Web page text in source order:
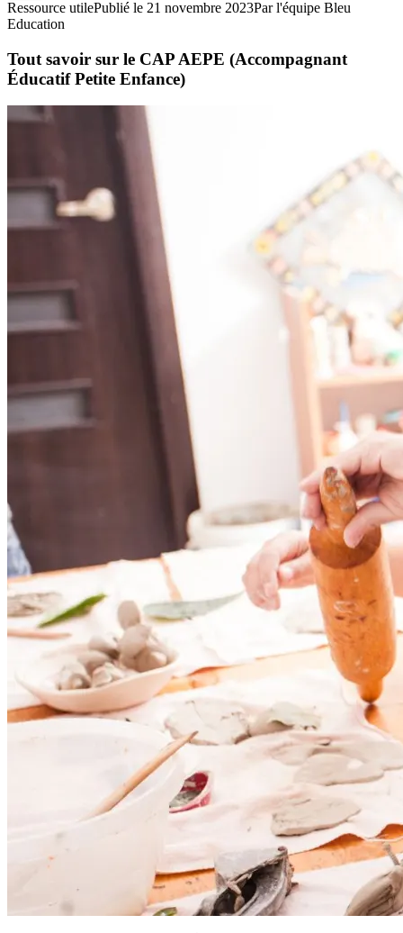
Ressource utilePublié le 21 novembre 2023Parl'équipe Bleu
Education
Tout savoir sur le CAP AEPE (Accompagnant
Éducatif Petite Enfance)